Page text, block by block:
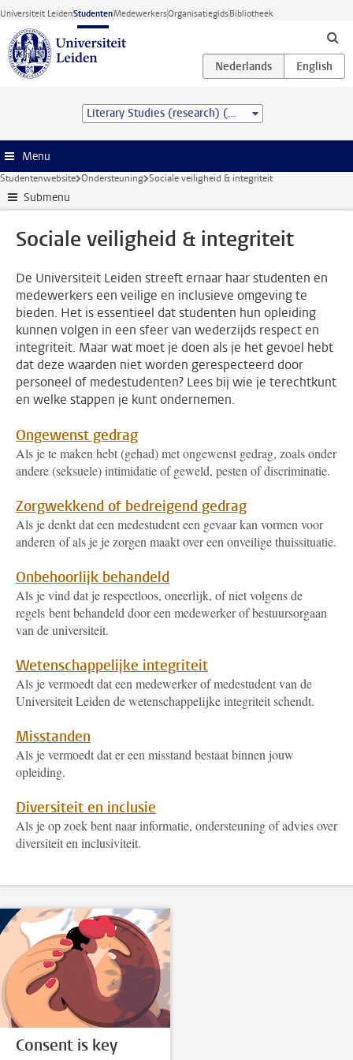
Ga direct naar de inhoud
Universiteit LeidenStudentenMedewerkersOrganisatiegidsBibliotheek
Literary Studies (research) (MA)
Menu
Studentenwebsite Ondersteuning Sociale veiligheid & integriteit
Submenu
Sociale veiligheid & integriteit
De Universiteit Leiden streeft ernaar haar studenten en
medewerkers een veilige en inclusieve omgeving te
bieden. Het is essentieel dat studenten hun opleiding
kunnen volgen in een sfeer van wederzijds respect en
integriteit. Maar wat moet je doen als je het gevoel hebt
dat deze waarden niet worden gerespecteerd door
personeel of medestudenten? Lees bij wie je terechtkunt
en welke stappen je kunt ondernemen.
Ongewenst gedrag
Als je te maken hebt (gehad) met ongewenst gedrag, zoals onder
andere (seksuele) intimidatie of geweld, pesten of discriminatie.
Zorgwekkend of bedreigend gedrag
Als je denkt dat een medestudent een gevaar kan vormen voor
anderen of als je je zorgen maakt over een onveilige thuissituatie.
Onbehoorlijk behandeld
Als je vind dat je respectloos, oneerlijk, of niet volgens de
regels bent behandeld door een medewerker of bestuursorgaan
van de universiteit.
Wetenschappelijke integriteit
Als je vermoedt dat een medewerker of medestudent van de
Universiteit Leiden de wetenschappelijke integriteit schendt.
Misstanden
Als je vermoedt dat er een misstand bestaat binnen jouw
opleiding.
Diversiteit en inclusie
Als je op zoek bent naar informatie, ondersteuning of advies over
diversiteit en inclusiviteit.
Consent is key